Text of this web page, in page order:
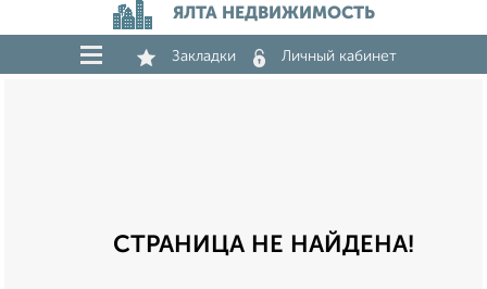
ЯЛТА НЕДВИЖИМОСТЬ
Закладки Личный кабинет
СТРАНИЦА НЕ НАЙДЕНА!